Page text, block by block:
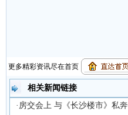
更多精彩资讯尽在首页
相关新闻链接
·房交会上 与《长沙楼市》私奔